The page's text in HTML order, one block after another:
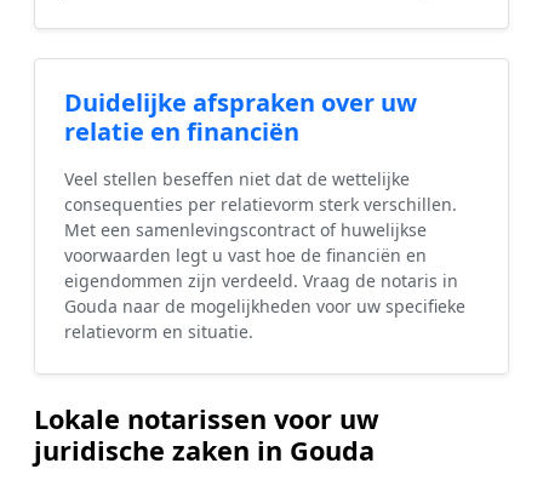
Duidelijke afspraken over uw
relatie en financiën
Veel stellen beseffen niet dat de wettelijke
consequenties per relatievorm sterk verschillen.
Met een samenlevingscontract of huwelijkse
voorwaarden legt u vast hoe de financiën en
eigendommen zijn verdeeld. Vraag de notaris in
Gouda naar de mogelijkheden voor uw specifieke
relatievorm en situatie.
Lokale notarissen voor uw
juridische zaken in Gouda